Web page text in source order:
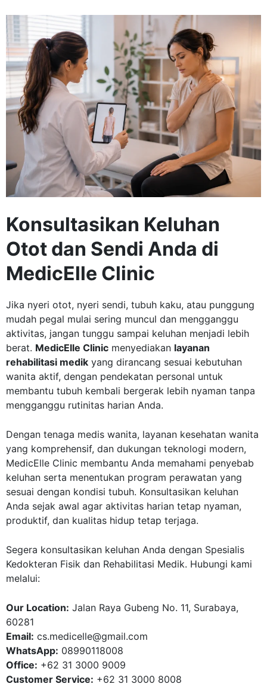
Konsultasikan Keluhan
Otot dan Sendi Anda di
MedicElle Clinic
Jika nyeri otot, nyeri sendi, tubuh kaku, atau punggung
mudah pegal mulai sering muncul dan mengganggu
aktivitas, jangan tunggu sampai keluhan menjadi lebih
berat. MedicElle Clinic menyediakan layanan
rehabilitasi medik yang dirancang sesuai kebutuhan
wanita aktif, dengan pendekatan personal untuk
membantu tubuh kembali bergerak lebih nyaman tanpa
mengganggu rutinitas harian Anda.
Dengan tenaga medis wanita, layanan kesehatan wanita
yang komprehensif, dan dukungan teknologi modern,
MedicElle Clinic membantu Anda memahami penyebab
keluhan serta menentukan program perawatan yang
sesuai dengan kondisi tubuh. Konsultasikan keluhan
Anda sejak awal agar aktivitas harian tetap nyaman,
produktif, dan kualitas hidup tetap terjaga.
Segera konsultasikan keluhan Anda dengan Spesialis
Kedokteran Fisik dan Rehabilitasi Medik. Hubungi kami
melalui:
Our Location: Jalan Raya Gubeng No. 11, Surabaya,
60281
Email: cs.medicelle@gmail.com
WhatsApp: 08990118008
Office: +62 31 3000 9009
Customer Service: +62 31 3000 8008